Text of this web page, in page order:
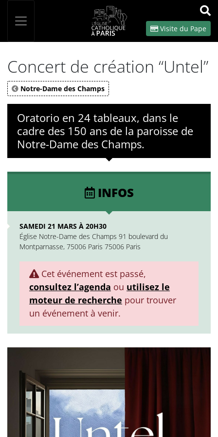
OK
Visite du Pape
Concert de création “Untel”
Notre-Dame des Champs
Oratorio en 24 tableaux, dans le
cadre des 150 ans de la paroisse de
Notre-Dame des Champs.
INFOS
SAMEDI 21 MARS À 20H30
Église Notre-Dame des Champs 91 boulevard du
Montparnasse, 75006 Paris 75006 Paris
Cet événement est passé,
consultez l’agenda ou utilisez le
moteur de recherche pour trouver
un événement à venir.
Panneau de gestion des cookies